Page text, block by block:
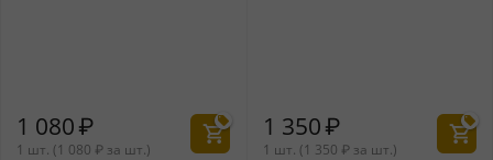
1 080₽
1 шт. (1 080 ₽ за шт.)
1 350₽
1 шт. (1 350 ₽ за шт.)